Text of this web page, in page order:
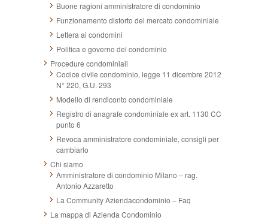
Buone ragioni amministratore di condominio
Funzionamento distorto del mercato condominiale
Lettera ai condomini
Politica e governo del condominio
Procedure condominiali
Codice civile condominio, legge 11 dicembre 2012
N° 220, G.U. 293
Modello di rendiconto condominiale
Registro di anagrafe condominiale ex art. 1130 CC
punto 6
Revoca amministratore condominiale, consigli per
cambiarlo
Chi siamo
Amministratore di condominio Milano – rag.
Antonio Azzaretto
La Community Aziendacondominio – Faq
La mappa di Azienda Condominio